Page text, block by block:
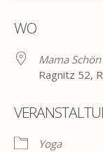
WO
Mama
Ragnitz 52,
Yoga